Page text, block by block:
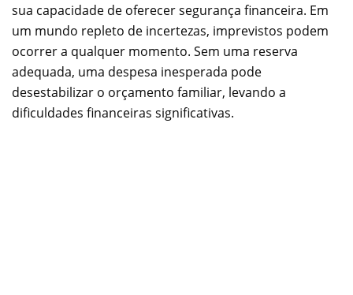
sua capacidade de oferecer segurança financeira. Em
um mundo repleto de incertezas, imprevistos podem
ocorrer a qualquer momento. Sem uma reserva
adequada, uma despesa inesperada pode
desestabilizar o orçamento familiar, levando a
dificuldades financeiras significativas.